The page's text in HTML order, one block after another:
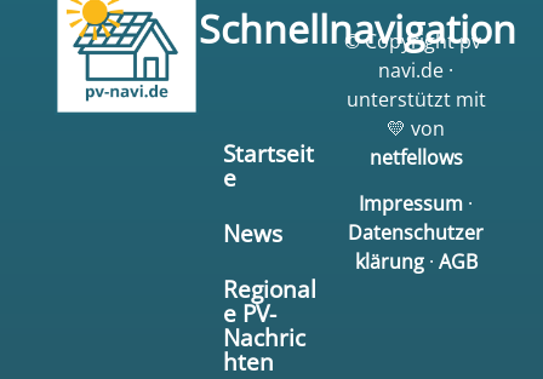
Schnellnavigation
Startseit
e
News
Regional
e PV-
Nachric
hten
© Copyright pv-
navi.de ·
unterstützt mit
💛 von
netfellows
Impressum ·
Datenschutzer
klärung· AGB